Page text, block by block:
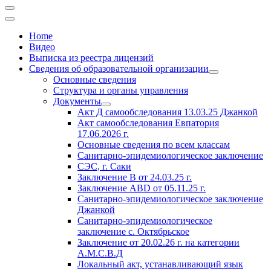
Home
Видео
Выписка из реестра лицензий
Сведения об образовательной организации
Основные сведения
Структура и органы управления
Документы
Акт Д самообследования 13.03.25 Джанкой
Акт самообследования Евпатория
17.06.2026 г.
Основные сведения по всем классам
Санитарно-эпидемиологическое заключение
СЭС, г. Саки
Заключение В от 24.03.25 г.
Заключение АВD от 05.11.25 г.
Санитарно-эпидемиологическое заключение
Джанкой
Санитарно-эпидемиологическое
заключение с. Октябрьское
Заключение от 20.02.26 г. на категории
А.М.С.В.Д
Локальный акт, устанавливающий язык